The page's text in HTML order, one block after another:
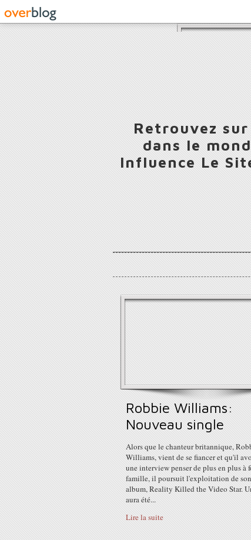
Retrouvez
dans le
Influence Le
Robbie Williams:
Nouveau single
Alors que le chanteur britannique,
Williams, vient de se fiancer et qu'il
une interview penser de plus en plus à
famille, il poursuit l'exploitation de
album, Reality Killed the Video Star.
aura été...
Lire la suite